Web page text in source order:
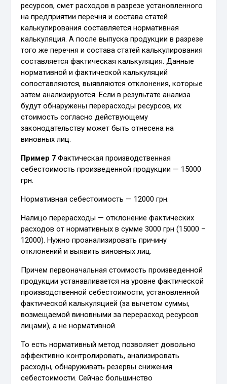
ресурсов, смет расходов в разрезе установленного
на предприятии перечня и состава статей
калькулирования составляется нормативная
калькуляция. А после выпуска продукции в разрезе
того же перечня и состава статей калькулирования
составляется фактическая калькуляция. Данные
нормативной и фактической калькуляций
сопоставляются, выявляются отклонения, которые
затем анализируются. Если в результате анализа
будут обнаружены перерасходы ресурсов, их
стоимость согласно действующему
законодательству может быть отнесена на
виновных лиц.
Пример 7Фактическая производственная
себестоимость произведенной продукции — 15000
грн.
Нормативная себестоимость — 12000 грн.
Налицо перерасходы — отклонение фактических
расходов от нормативных в сумме 3000 грн (15000 –
12000). Нужно проанализировать причину
отклонений и выявить виновных лиц.
Причем первоначальная стоимость произведенной
продукции устанавливается на уровне фактической
производственной себестоимости, установленной
фактической калькуляцией (за вычетом суммы,
возмещаемой виновными за перерасход ресурсов
лицами), а не нормативной.
То есть нормативный метод позволяет довольно
эффективно контролировать, анализировать
расходы, обнаруживать резервы снижения
себестоимости. Сейчас большинство